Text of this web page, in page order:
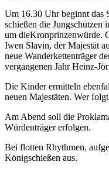
Um 16.30 Uhr beginnt das
schießen die Jungschützen
um dieKronprinzenwürde.
Iwen Slavin, der Majestät
neue Wanderkettenträger
vergangenen Jahr Heinz-
Die Kinder ermitteln
neuen Majestäten. Wer
Am Abend soll die
Würdenträger erfolgen.
Bei flotten Rhythmen,
Königschießen aus.